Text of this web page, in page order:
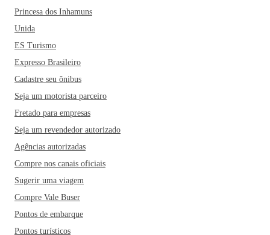
Princesa dos Inhamuns
Unida
ES Turismo
Expresso Brasileiro
Cadastre seu ônibus
Seja um motorista parceiro
Fretado para empresas
Seja um revendedor autorizado
Agências autorizadas
Compre nos canais oficiais
Sugerir uma viagem
Compre Vale Buser
Pontos de embarque
Pontos turísticos